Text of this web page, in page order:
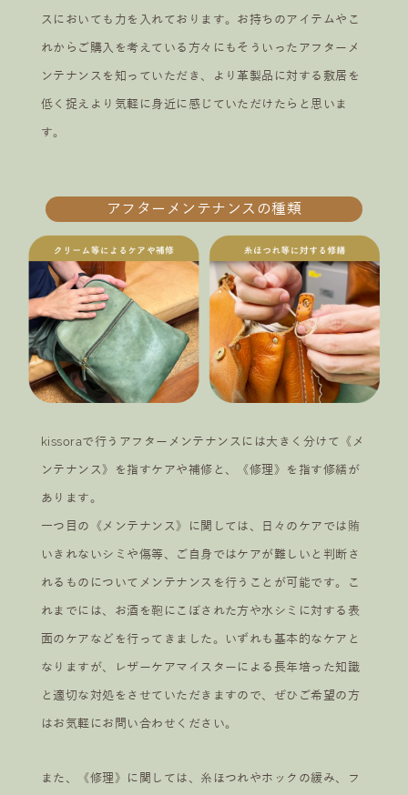
スにおいても力を入れております。お持ちのアイテムやこ
れからご購入を考えている方々にもそういったアフターメ
ンテナンスを知っていただき、より革製品に対する敷居を
低く捉えより気軽に身近に感じていただけたらと思いま
す。
アフターメンテナンスの種類
kissoraで行うアフターメンテナンスには大きく分けて《メ
ンテナンス》を指すケアや補修と、《修理》を指す修繕が
あります。
一つ目の《メンテナンス》に関しては、日々のケアでは賄
いきれないシミや傷等、ご自身ではケアが難しいと判断さ
れるものについてメンテナンスを行うことが可能です。こ
れまでには、お酒を鞄にこぼされた方や水シミに対する表
面のケアなどを行ってきました。いずれも基本的なケアと
なりますが、レザーケアマイスターによる長年培った知識
と適切な対処をさせていただきますので、ぜひご希望の方
はお気軽にお問い合わせください。
また、《修理》に関しては、糸ほつれやホックの緩み、フ